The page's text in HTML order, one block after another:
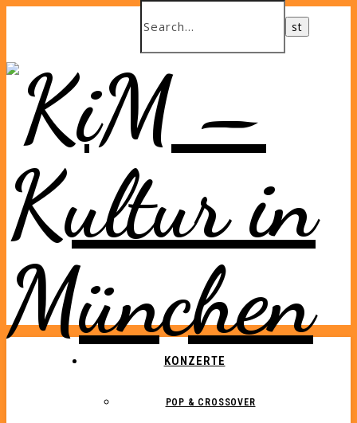
KONZERTE
POP & CROSSOVER